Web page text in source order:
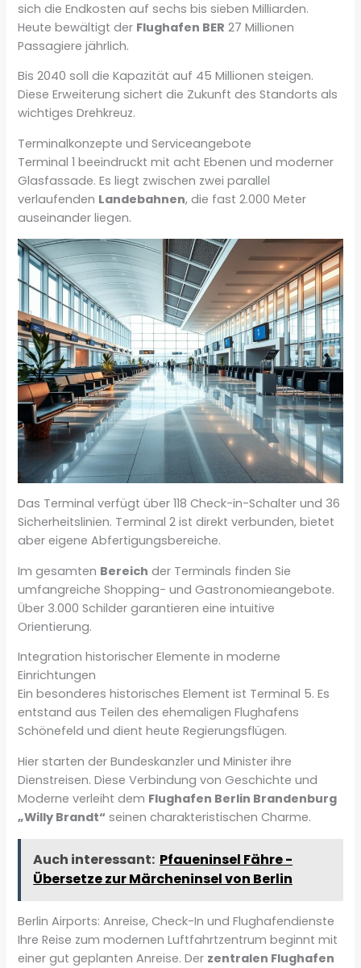
sich die Endkosten auf sechs bis sieben Milliarden.
Heute bewältigt der Flughafen BER 27 Millionen
Passagiere jährlich.
Bis 2040 soll die Kapazität auf 45 Millionen steigen.
Diese Erweiterung sichert die Zukunft des Standorts als
wichtiges Drehkreuz.
Terminalkonzepte und Serviceangebote
Terminal 1 beeindruckt mit acht Ebenen und moderner
Glasfassade. Es liegt zwischen zwei parallel
verlaufenden Landebahnen, die fast 2.000 Meter
auseinander liegen.
Das Terminal verfügt über 118 Check-in-Schalter und 36
Sicherheitslinien. Terminal 2 ist direkt verbunden, bietet
aber eigene Abfertigungsbereiche.
Im gesamten Bereich der Terminals finden Sie
umfangreiche Shopping- und Gastronomieangebote.
Über 3.000 Schilder garantieren eine intuitive
Orientierung.
Integration historischer Elemente in moderne
Einrichtungen
Ein besonderes historisches Element ist Terminal 5. Es
entstand aus Teilen des ehemaligen Flughafens
Schönefeld und dient heute Regierungsflügen.
Hier starten der Bundeskanzler und Minister ihre
Dienstreisen. Diese Verbindung von Geschichte und
Moderne verleiht dem Flughafen Berlin Brandenburg
„Willy Brandt“ seinen charakteristischen Charme.
Auch interessant: Pfaueninsel Fähre -
Übersetze zur Märcheninsel von Berlin
Berlin Airports: Anreise, Check-In und Flughafendienste
Ihre Reise zum modernen Luftfahrtzentrum beginnt mit
einer gut geplanten Anreise. Der zentralen Flughafen